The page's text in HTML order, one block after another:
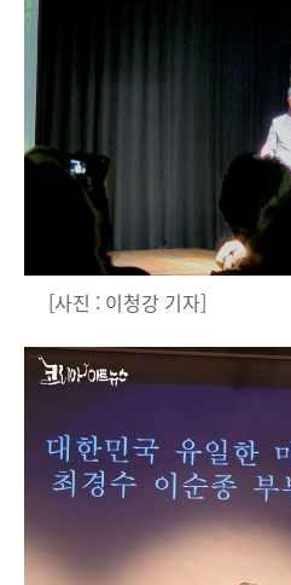
[사진 : 이청강 기자]